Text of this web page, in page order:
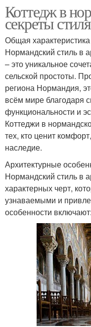
Коттедж в
секреты
Общая
Нормандский стиль в
– это уникальное
сельской простоты.
региона Нормандия,
всём мире благодаря
функциональности и
Коттеджи в
тех, кто ценит
наследие.
Архитектурные
Нормандский стиль в
характерных черт,
узнаваемыми и
особенности включают: